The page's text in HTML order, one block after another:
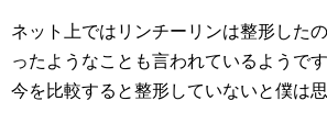
ネット上ではリンチーリンは整形した
ったようなことも言われているようで
今を比較すると整形していないと僕は思